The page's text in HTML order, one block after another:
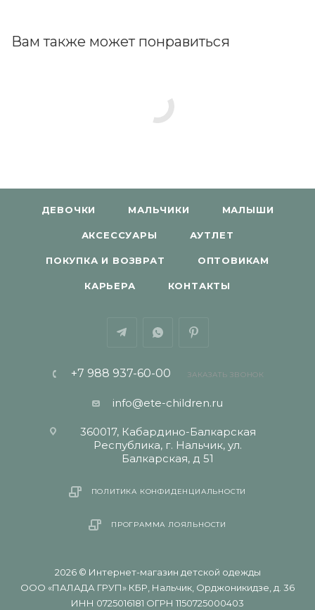
Вам также может понравиться
ДЕВОЧКИ МАЛЬЧИКИ МАЛЫШИ
АКСЕССУАРЫ АУТЛЕТ
ПОКУПКА И ВОЗВРАТ ОПТОВИКАМ
КАРЬЕРА КОНТАКТЫ
+7 988 937-60-00 ЗАКАЗАТЬ ЗВОНОК
info@ete-children.ru
360017, Кабардино-Балкарская
Республика, г. Нальчик, ул.
Балкарская, д 51
ПОЛИТИКА КОНФИДЕНЦИАЛЬНОСТИ
ПРОГРАММА ЛОЯЛЬНОСТИ
2026 © Интернет-магазин детской одежды
ООО «ПАЛАДА ГРУП» КБР, Нальчик, Орджоникидзе, д. 36
ИНН 0725016181 ОГРН 1150725000403